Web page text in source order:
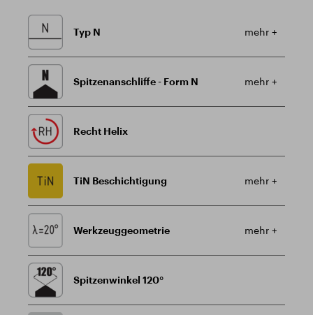
Typ N mehr +
Spitzenanschliffe - Form N mehr +
Recht Helix
TiN Beschichtigung mehr +
Werkzeuggeometrie mehr +
Spitzenwinkel 120°